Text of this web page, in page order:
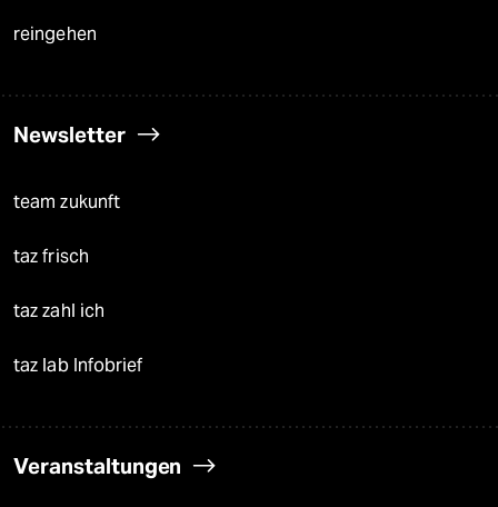
reingehen
Newsletter
team zukunft
taz frisch
taz zahl ich
taz lab Infobrief
Veranstaltungen